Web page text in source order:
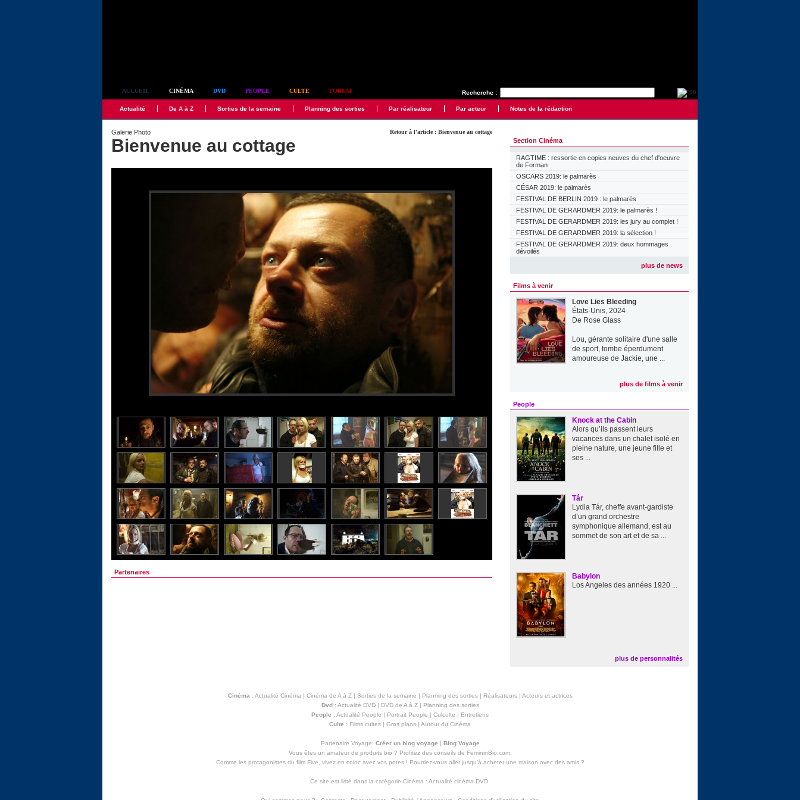
Recherche :
ACCUEIL CINÉMA DVD PEOPLE CULTE FORUM
Actualité De A à Z Sorties de la semaine Planning des sorties Par réalisateur Par acteur Notes de la rédaction
Retour à l'article : Bienvenue au cottage
Galerie Photo
Bienvenue au cottage
Partenaires
Section Cinéma
RAGTIME : ressortie en copies neuves du chef d'oeuvre
de Forman
OSCARS 2019: le palmarès
CÉSAR 2019: le palmarès
FESTIVAL DE BERLIN 2019 : le palmarès
FESTIVAL DE GERARDMER 2019: le palmarès !
FESTIVAL DE GERARDMER 2019: les jury au complet !
FESTIVAL DE GERARDMER 2019: la sélection !
FESTIVAL DE GERARDMER 2019: deux hommages
dévoilés
plus de news
Films à venir
Love Lies Bleeding
États-Unis, 2024
De Rose Glass
Lou, gérante solitaire d'une salle
de sport, tombe éperdument
amoureuse de Jackie, une ...
plus de films à venir
People
Knock at the Cabin
Alors qu’ils passent leurs
vacances dans un chalet isolé en
pleine nature, une jeune fille et
ses ...
Tár
Lydia Tár, cheffe avant-gardiste
d’un grand orchestre
symphonique allemand, est au
sommet de son art et de sa ...
Babylon
Los Angeles des années 1920 ...
plus de personnalités
Cinéma : Actualité Cinéma | Cinéma de A à Z| Sorties de la semaine | Planning des sorties| Réalisateurs| Acteurs et actrices
Dvd: Actualité DVD| DVD de A à Z| Planning des sorties
People : Actualité People | Portrait People | Culculte | Entretiens
Culte : Films cultes | Gros plans | Autour du Cinéma
Partenaire Voyage: Créer un blog voyage | Blog Voyage
Vous êtes un amateur de produits bio ? Profitez des conseils de FemininBio.com.
Comme les protagonistes du film Five, vivez en coloc avec vos potes ! Pourriez-vous aller jusqu'à acheter une maison avec des amis?
Ce site est listé dans la catégorie Cinéma : Actualité cinéma DVD